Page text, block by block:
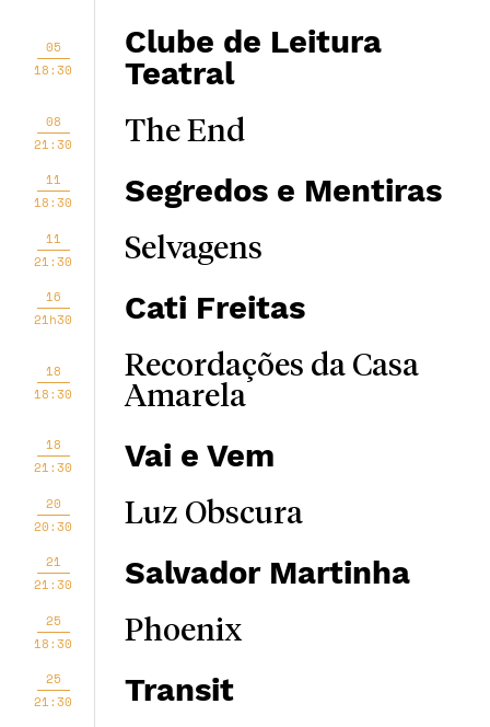
05
18:30
Clube de Leitura
Teatral
08
21:30
The End
11
18:30
Segredos e Mentiras
11
21:30
Selvagens
16
21h30
Cati Freitas
18
18:30
Recordações da Casa
Amarela
18
21:30
Vai e Vem
20
20:30
Luz Obscura
21
21:30
Salvador Martinha
25
18:30
Phoenix
25
21:30
Transit